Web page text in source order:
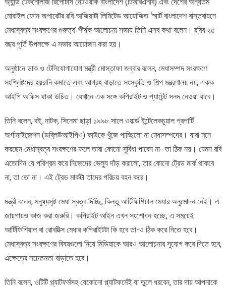
মোবাইল ফোন অপারেটর রবি আজিয়াটা লিমিটেড আয়োজিত ‘স্মার্ট বাংলাদেশ বাস্তবায়নে
মেধাস্বত্ব সংরক্ষণের গুরুত্ব’ শীর্ষক আলোচনা সভায় তিনি এসব কথা বলেন। রবির ২৫
বছর পূর্তি উপলক্ষে এ সভার আয়োজন করা হয়।
অনুষ্ঠানে ডাক ও টেলিযোগাযোগ মন্ত্রী মোস্তাফা জব্বার বলেন, মেধাসম্পদ সংরক্ষণে
সংশ্লিষ্টদের হয়রানি কমাতে এবং আগ্রহ বাড়াতে সংস্কৃতি ও শিল্প মন্ত্রণালয় নয়, একক
আইপি অফিস থাকা উচিত। যেখানে এক সঙ্গে কপিরাইট ও প্যাটেন্ট সনদ নেওয়া যাবে।
তিনি বলেন, বই, নাটক, সিনেমা ছাড়া ১৯৯৮ সালে ওয়ার্ল্ড ইন্টেলেকচুয়াল প্রপার্টি
অর্গানাইজেশন (ডব্লিউআইপিও) কাউকে খুঁজে পাচ্ছিলো না মেধাসম্পদের। যারা মনে
করছেন মেধাস্বত্ব সংরক্ষণের ফলে তারা কোনো সুবিধা পাবেন না- তা ঠিক নয়। যেমন রবি
এতোদিন যে পরিশ্রম করে নিজেদের ভেল্যু দাঁড় করালো, তার কোনো ট্রেড মার্ক থাকবে
না, তা তো না। এই ট্রেড মার্কটা তাদের পরিচয় বহন করে।
মন্ত্রী বলেন, মনুষ্যসৃষ্ট মেধা স্বত্ব দিচ্ছি, কিন্তু আর্টিফিশিয়াল মেধার অনুমোদন নেই। এ
জায়গায়ও কাজ করা জরুরি। কপিরাইট আইন এখন সংশোধন হচ্ছে, এ সময়েই
আর্টিফিশিয়াল বা রোবটিক্স মেধার কপিরাইটটা কি হবে তা-ও ঠিক করে নিতে হবে।
মেধাস্বত্ব সংরক্ষণের বিষয়গুলো নিয়ে মিডিয়াকে আরও আলোচনার সুযোগ করে দিতে হবে,
এক্ষেত্রে সচেতনতা বাড়াতে হবে।
তিনি বলেন, ওটিটি প্ল্যাটফর্মসহ যেকোনো প্ল্যাটফর্মেই যা তুলে ধরবেন, তার দায় আপনাকে